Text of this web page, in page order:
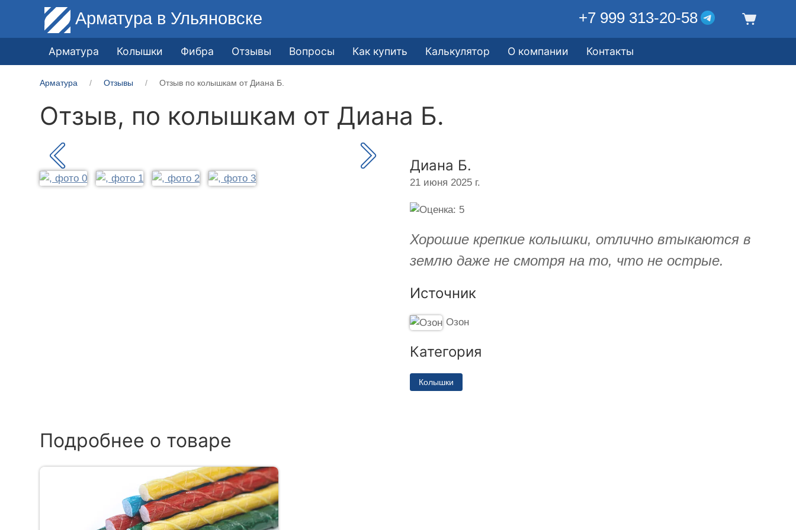
Арматура в Ульяновске +7 999 313-20-58
Арматура Колышки Фибра Отзывы Вопросы Как купить Калькулятор О компании Контакты
Арматура Отзывы Отзыв по колышкам от Диана Б.
Отзыв, по колышкам от Диана Б.
Диана Б.
21 июня 2025 г.
Хорошие крепкие колышки, отлично втыкаются в
землю даже не смотря на то, что не острые.
Источник
Озон
Категория
Колышки
Подробнее о товаре